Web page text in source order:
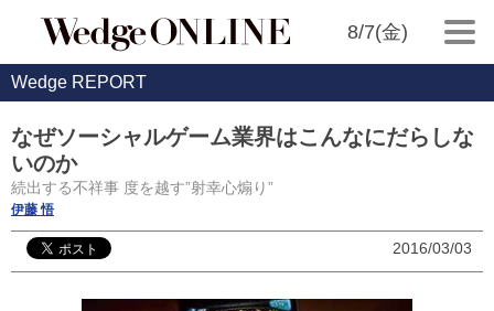
8/7(金)
Wedge REPORT
なぜソーシャルゲーム業界はこんなにだらしな
いのか
続出する不祥事 度を越す”射幸心煽り”
伊藤 悟
2016/03/03